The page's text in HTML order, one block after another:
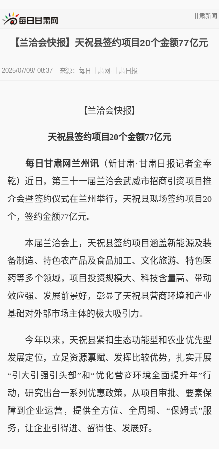
甘肃新闻
【兰洽会快报】天祝县签约项目20个金额77亿元
2025/07/09/ 08:37 来源：每日甘肃网-甘肃日报
【兰洽会快报】
天祝县签约项目20个金额77亿元
每日甘肃网兰州讯 （新甘肃·甘肃日报记者金奉
乾）近日，第三十一届兰洽会武威市招商引资项目推
介会暨签约仪式在兰州举行，天祝县现场签约项目20
个，签约金额77亿元。
本届兰洽会上，天祝县签约项目涵盖新能源及装
备制造、特色农产品及食品加工、文化旅游、特色医
药等多个领域，项目投资规模大、科技含量高、带动
效应强、发展前景好，彰显了天祝县营商环境和产业
基础对外部市场主体的极大吸引力。
今年以来，天祝县紧扣生态功能型和农业优先型
发展定位，立足资源禀赋、发挥比较优势，扎实开展
“引大引强引头部”和“优化营商环境全面提升年”行
动，研究出台一系列优惠政策，从项目审批、要素保
障到企业运营，提供全方位、全周期、“保姆式”服
务，让企业引得进、留得住、发展好。